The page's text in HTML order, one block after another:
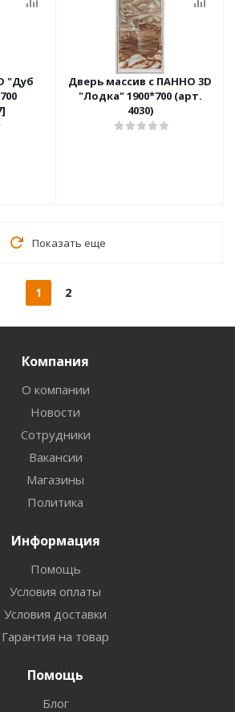
"Дуб
Дверь массив с ПАННО 3D
"Лодка" 1900*700 (арт.
4030)
Показать еще
1 2
Компания
О компании
Новости
Сотрудники
Вакансии
Магазины
Политика
Информация
Помощь
Условия оплаты
Условия доставки
Гарантия на товар
Помощь
Блог